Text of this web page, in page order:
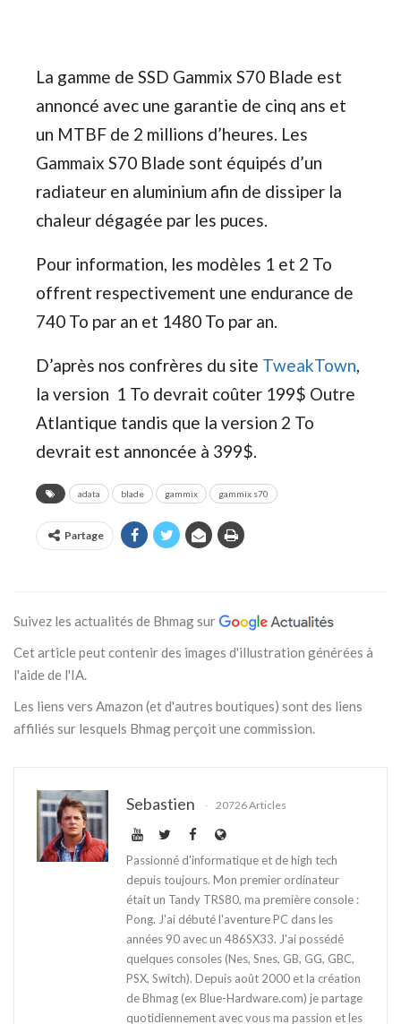
La gamme de SSD Gammix S70 Blade est
annoncé avec une garantie de cinq ans et
un MTBF de 2 millions d’heures. Les
Gammaix S70 Blade sont équipés d’un
radiateur en aluminium afin de dissiper la
chaleur dégagée par les puces.
Pour information, les modèles 1 et 2 To
offrent respectivement une endurance de
740 To par an et 1480 To par an.
D’après nos confrères du site TweakTown,
la version 1 To devrait coûter 199$ Outre
Atlantique tandis que la version 2 To
devrait est annoncée à 399$.
adata blade gammix gammix s70
Partage
Suivez les actualités de Bhmag sur
Cet article peut contenir des images d'illustration générées à
l'aide de l'IA.
Les liens vers Amazon (et d'autres boutiques) sont des liens
affiliés sur lesquels Bhmag perçoit une commission.
Sebastien 20726 Articles
Passionné d'informatique et de high tech
depuis toujours. Mon premier ordinateur
était un Tandy TRS80, ma première console :
Pong. J'ai débuté l'aventure PC dans les
années 90 avec un 486SX33. J'ai possédé
quelques consoles (Nes, Snes, GB, GG, GBC,
PSX, Switch). Depuis août 2000 et la création
de Bhmag (ex Blue-Hardware.com) je partage
quotidiennement avec vous ma passion et les